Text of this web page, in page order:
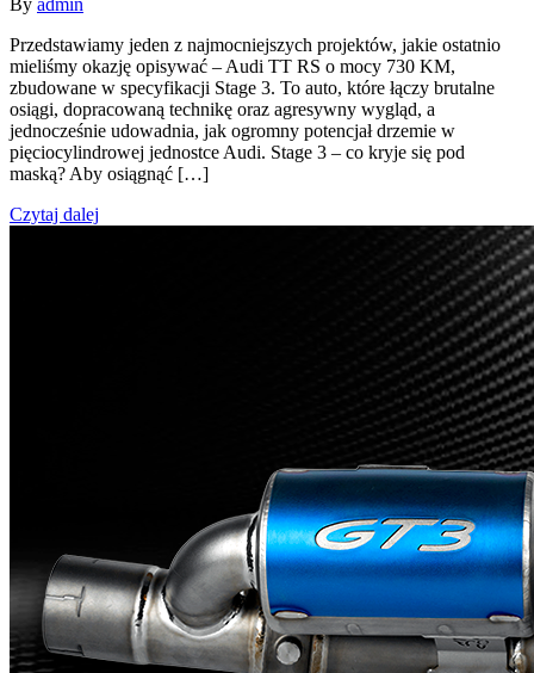
By admin
Przedstawiamy jeden z najmocniejszych projektów, jakie ostatnio
mieliśmy okazję opisywać – Audi TT RS o mocy 730 KM,
zbudowane w specyfikacji Stage 3. To auto, które łączy brutalne
osiągi, dopracowaną technikę oraz agresywny wygląd, a
jednocześnie udowadnia, jak ogromny potencjał drzemie w
pięciocylindrowej jednostce Audi. Stage 3 – co kryje się pod
maską? Aby osiągnąć […]
Czytaj dalej